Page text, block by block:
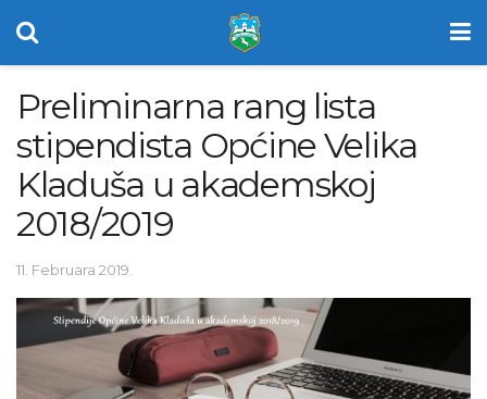
Preliminarna rang lista
stipendista Općine Velika
Kladuša u akademskoj
2018/2019
11. Februara 2019.